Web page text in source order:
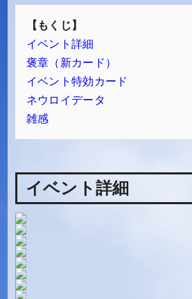
イベント詳細
褒章（新カード）
イベント特効カード
ネウロイデータ
雑感
イベント詳細